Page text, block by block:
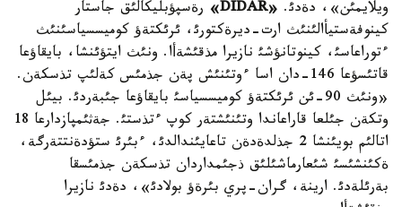
ويلايمئن»، دةدئ. «DIDAR»
رةسپؤبليكالئق جاستار
كينوفةستيأالئنئث ارت-ديرةكتورئ، ئرئكتةؤ كوميسسياسئنئث
ءتوراعاسئ، كينوتانؤشئ نازيرا مذقئشةأا. ونئث ايتؤئنشا، بايقاؤعا
قاتئسؤعا 146-دان اسا ءوتئنئش پةن جذمئس كةلئپ تذسكةن.
«ونئث 90-ئن ئرئكتةؤ كوميسسياسئ بايقاؤعا جئبةردئ. بيئل
وتكةن جئلعا قاراعاندا وتئنئشتةر كوپ ءتذستئ. جةثئمپازدارعا 18
اتالئم بويئنشا 2 جذلدةدةن تاعايئندالدئ، ءبئرئ ستؤدةنتتةرگة،
ةكئنشئسئ شئعارماشئلئق ذجئمداردان تذسكةن جذمئسقا
بةرئلةدئ. ارينة، گران-پري بئرةؤ بولادئ»، دةدئ نازيرا